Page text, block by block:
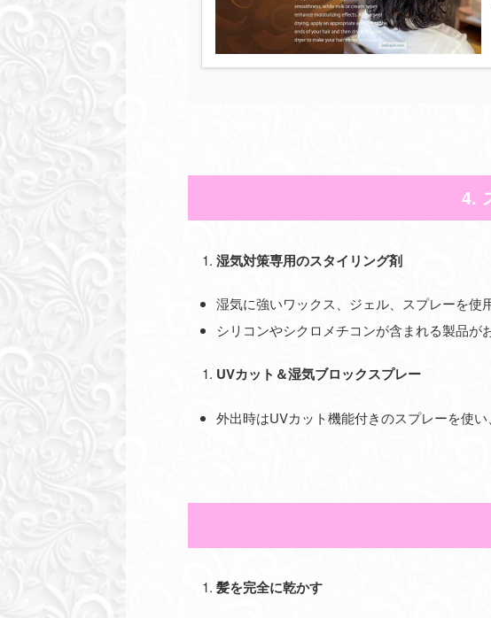
4.
湿気対策専用のスタイリング剤
湿気に強いワックス、ジェル、スプレーを使
シリコンやシクロメチコンが含まれる製品が
UVカット＆湿気ブロックスプレー
外出時はUVカット機能付きのスプレーを使い
髪を完全に乾かす